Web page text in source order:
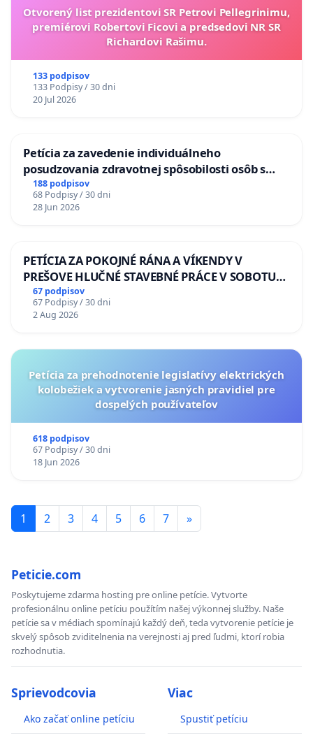
Otvorený list prezidentovi SR Petrovi Pellegrinimu,
premiérovi Robertovi Ficovi a predsedovi NR SR
Richardovi Rašimu.
133 podpisov
133 Podpisy / 30 dni
20 Jul 2026
Petícia za zavedenie individuálneho
posudzovania zdravotnej spôsobilosti osôb s
diabetom 1. a 2. typu pri prijímaní do
Policajného zboru SR
188 podpisov
68 Podpisy / 30 dni
28 Jun 2026
PETÍCIA ZA POKOJNÉ RÁNA A VÍKENDY V
PREŠOVE HLUČNÉ STAVEBNÉ PRÁCE V SOBOTU
LEN OD 9.00 DO 13.00 HOD., CEZ PRACOVNÝ
TÝŽDEŇ CIEĽ 8.00 – 18.00 HOD. A PRAVIDELNÁ
KONTROLA STAVBY C-AREA NA
67 podpisov
67 Podpisy / 30 dni
2 Aug 2026
Petícia za prehodnotenie legislatívy elektrických
kolobežiek a vytvorenie jasných pravidiel pre
dospelých používateľov
618 podpisov
67 Podpisy / 30 dni
18 Jun 2026
1 2 3 4 5 6 7 »
Peticie.com
Poskytujeme zdarma hosting pre online petície. Vytvorte
profesionálnu online petíciu použítím našej výkonnej služby. Naše
petície sa v médiach spomínajú každý deň, teda vytvorenie petície je
skvelý spôsob zviditelnenia na verejnosti aj pred ľudmi, ktorí robia
rozhodnutia.
Sprievodcovia
Ako začať online petíciu
Viac
Spustiť petíciu